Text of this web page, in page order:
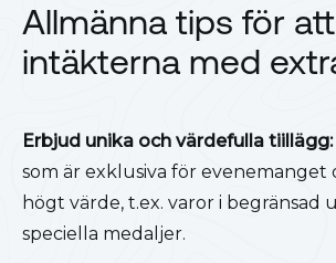
Allmänna tips för
intäkterna med
Erbjud unika och värdefulla tiillägg:
som är exklusiva för evenemanget
högt värde, t.ex. varor i begränsad
speciella medaljer.